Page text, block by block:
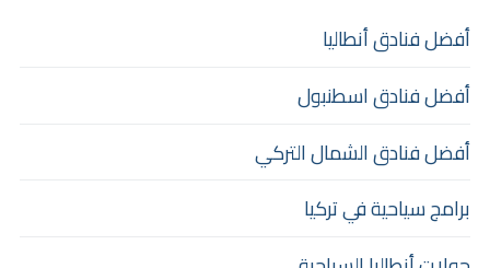
أفضل فنادق أنطاليا
أفضل فنادق اسطنبول
أفضل فنادق الشمال التركي
برامج سياحية في تركيا